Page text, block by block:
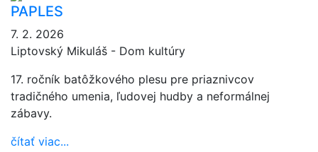
PAPLES
7. 2. 2026
Liptovský Mikuláš - Dom kultúry
17. ročník batôžkového plesu pre priaznivcov
tradičného umenia, ľudovej hudby a neformálnej
zábavy.
čítať viac...